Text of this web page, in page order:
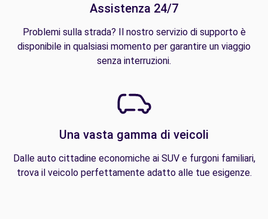
Assistenza 24/7
Problemi sulla strada? Il nostro servizio di supporto è
disponibile in qualsiasi momento per garantire un viaggio
senza interruzioni.
Una vasta gamma di veicoli
Dalle auto cittadine economiche ai SUV e furgoni familiari,
trova il veicolo perfettamente adatto alle tue esigenze.